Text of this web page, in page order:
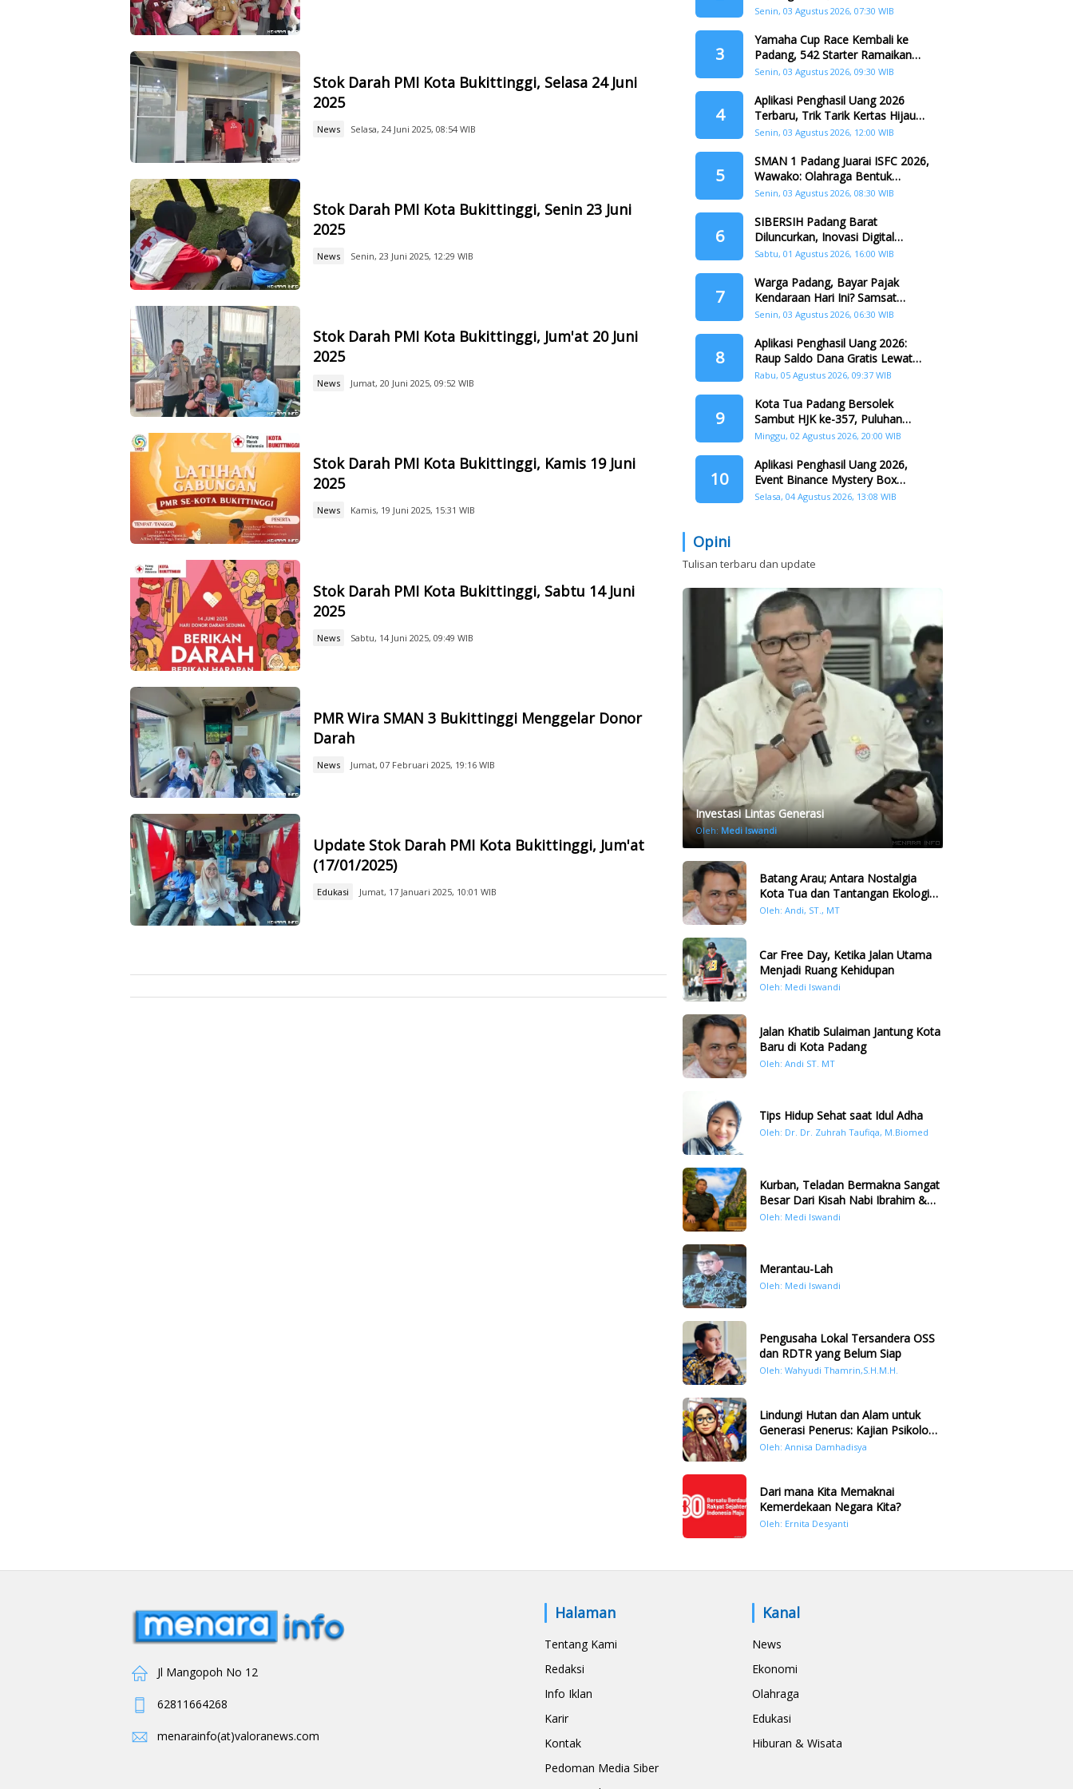
Stok Darah PMI Kota Bukittinggi, Selasa 24 Juni
2025
News Selasa, 24 Juni 2025, 08:54 WIB
Stok Darah PMI Kota Bukittinggi, Senin 23 Juni
2025
News Senin, 23 Juni 2025, 12:29 WIB
Stok Darah PMI Kota Bukittinggi, Jum'at 20 Juni
2025
News Jumat, 20 Juni 2025, 09:52 WIB
Stok Darah PMI Kota Bukittinggi, Kamis 19 Juni
2025
News Kamis, 19 Juni 2025, 15:31 WIB
Stok Darah PMI Kota Bukittinggi, Sabtu 14 Juni
2025
News Sabtu, 14 Juni 2025, 09:49 WIB
PMR Wira SMAN 3 Bukittinggi Menggelar Donor
Darah
News Jumat, 07 Februari 2025, 19:16 WIB
Update Stok Darah PMI Kota Bukittinggi, Jum'at
(17/01/2025)
Edukasi Jumat, 17 Januari 2025, 10:01 WIB
Padang
Senin, 03 Agustus 2026, 07:30 WIB
3
Yamaha Cup Race Kembali ke
Padang, 542 Starter Ramaikan
Seri II HJK ke-357
Senin, 03 Agustus 2026, 09:30 WIB
4
Aplikasi Penghasil Uang 2026
Terbaru, Trik Tarik Kertas Hijau
Crazy Food Tanpa Penggandaan
Senin, 03 Agustus 2026, 12:00 WIB
5
SMAN 1 Padang Juarai ISFC 2026,
Wawako: Olahraga Bentuk
Karakter Generasi Muda
Senin, 03 Agustus 2026, 08:30 WIB
6
SIBERSIH Padang Barat
Diluncurkan, Inovasi Digital
Perkuat Kolaborasi Warga dan
Sabtu, 01 Agustus 2026, 16:00 WIB
7
Warga Padang, Bayar Pajak
Kendaraan Hari Ini? Samsat
Keliling Hadir di Padang Barat dan
Senin, 03 Agustus 2026, 06:30 WIB
8
Aplikasi Penghasil Uang 2026:
Raup Saldo Dana Gratis Lewat
Nonton Drama, Ini Caranya!
Rabu, 05 Agustus 2026, 09:37 WIB
9
Kota Tua Padang Bersolek
Sambut HJK ke-357, Puluhan
Agenda Nasional dan
Minggu, 02 Agustus 2026, 20:00 WIB
10
Aplikasi Penghasil Uang 2026,
Event Binance Mystery Box
Dapat Saldo Dana
Selasa, 04 Agustus 2026, 13:08 WIB
Opini
Tulisan terbaru dan update
Investasi Lintas Generasi
Oleh: Medi Iswandi
Batang Arau; Antara Nostalgia
Kota Tua dan Tantangan Ekologi
Kawasan
Oleh: Andi, ST., MT
Car Free Day, Ketika Jalan Utama
Menjadi Ruang Kehidupan
Oleh: Medi Iswandi
Jalan Khatib Sulaiman Jantung Kota
Baru di Kota Padang
Oleh: Andi ST. MT
Tips Hidup Sehat saat Idul Adha
Oleh: Dr. Dr. Zuhrah Taufiqa, M.Biomed
Kurban, Teladan Bermakna Sangat
Besar Dari Kisah Nabi Ibrahim &
Nabi Ismail
Oleh: Medi Iswandi
Merantau-Lah
Oleh: Medi Iswandi
Pengusaha Lokal Tersandera OSS
dan RDTR yang Belum Siap
Oleh: Wahyudi Thamrin,S.H.M.H.
Lindungi Hutan dan Alam untuk
Generasi Penerus: Kajian Psikologi
Bencana Hidrometeorologi di
Oleh: Annisa Damhadisya
Dari mana Kita Memaknai
Kemerdekaan Negara Kita?
Oleh: Ernita Desyanti
Jl Mangopoh No 12
62811664268
menarainfo(at)valoranews.com
Halaman
Tentang Kami
Redaksi
Info Iklan
Karir
Kontak
Pedoman Media Siber
Kanal
News
Ekonomi
Olahraga
Edukasi
Hiburan & Wisata